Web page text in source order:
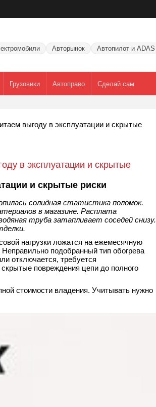
Авторынок Автопилот и ADAS
Грузовики Автоправо Сделай сам
выгоду в эксплуатации и скрытые
в эксплуатации и скрытые
и скрытые риски
солидная статистика поломок.
в магазине. Расплата
труба затапливает соседей снизу.
нагрузки ложатся на ежемесячную
подобранный тип обогрева
отключается, требуется
повреждения цепи до полного
стоимости владения. Учитывать нужно